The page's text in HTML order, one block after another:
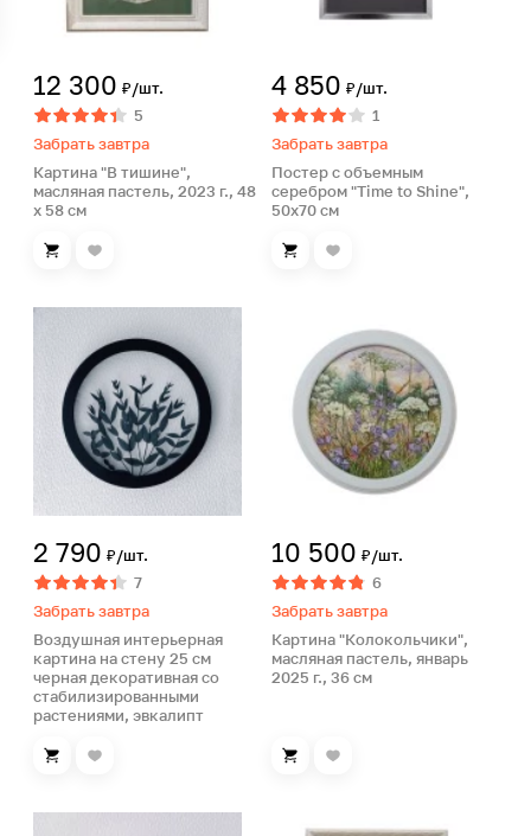
12 300 ₽/шт.
5
Забрать завтра
Картина "В тишине",
масляная пастель, 2023 г., 48
х 58 см
4 850 ₽/шт.
1
Забрать завтра
Постер с объемным
серебром "Time to Shine",
50х70 см
2 790 ₽/шт.
7
Забрать завтра
Воздушная интерьерная
картина на стену 25 см
черная декоративная со
стабилизированными
растениями, эвкалипт
10 500 ₽/шт.
6
Забрать завтра
Картина "Колокольчики",
масляная пастель, январь
2025 г., 36 см